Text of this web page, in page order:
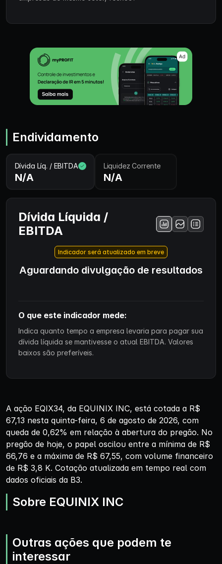
Endividamento
Dívida Líq. / EBITDA
N/A
Liquidez Corrente
N/A
Dívida Líquida /
EBITDA
Indicador será atualizado em breve
Aguardando divulgação de resultados
O que este indicador mede:
Indica quanto tempo a empresa levaria para pagar sua
dívida líquida se mantivesse o atual EBITDA. Valores
baixos são preferíveis.
A ação EQIX34, da EQUINIX INC, está cotada a R$
67,13 nesta quinta-feira, 6 de agosto de 2026, com
queda de 0,62% em relação à abertura do pregão. No
pregão de hoje, o papel oscilou entre a mínima de R$
66,76 e a máxima de R$ 67,55, com volume financeiro
de R$ 3,8 K. Cotação atualizada em tempo real com
dados oficiais da B3.
Sobre EQUINIX INC
Outras ações que podem te
interessar